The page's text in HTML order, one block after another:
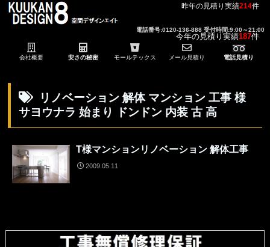
昨年の見積り実績214件
今年の見積り実績187件
電話番号:0120-136-888 受付時間:9:00～21:00
会社概要 安さの秘密 モールテックス メール見積り 電話見積り
リノベーション 解体 マンション 工事 様
サヨウナラ 始まり ドンドン 内装 古 高
T様マンションリノベーション 解体工事
2009.05.11